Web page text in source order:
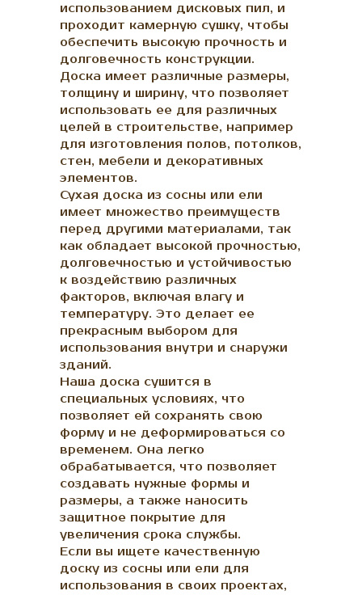
использованием дисковых пил, и
проходит камерную сушку, чтобы
обеспечить высокую прочность и
долговечность конструкции.
Доска имеет различные размеры,
толщину и ширину, что позволяет
использовать ее для различных
целей в строительстве, например
для изготовления полов, потолков,
стен, мебели и декоративных
элементов.
Сухая доска из сосны или ели
имеет множество преимуществ
перед другими материалами, так
как обладает высокой прочностью,
долговечностью и устойчивостью
к воздействию различных
факторов, включая влагу и
температуру. Это делает ее
прекрасным выбором для
использования внутри и снаружи
зданий.
Наша доска сушится в
специальных условиях, что
позволяет ей сохранять свою
форму и не деформироваться со
временем. Она легко
обрабатывается, что позволяет
создавать нужные формы и
размеры, а также наносить
защитное покрытие для
увеличения срока службы.
Если вы ищете качественную
доску из сосны или ели для
использования в своих проектах,